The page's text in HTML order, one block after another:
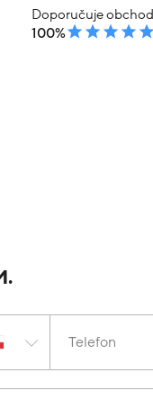
Doporučuje obchod
100%
Telefon